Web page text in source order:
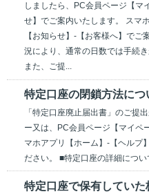
しましたら、PC会員ページ【マ
せ】でご案内いたします。 スマ
【お知らせ】-【お客様へ】で
況により、通常の日数では手続
また、ご提...
特定口座の閉鎖方法につ
「特定口座廃止届出書」のご提
ー又は、PC会員ページ【マイペ
マホアプリ【ホーム】-【ヘルプ
ださい。 ■特定口座の詳細につい
特定口座で保有してい